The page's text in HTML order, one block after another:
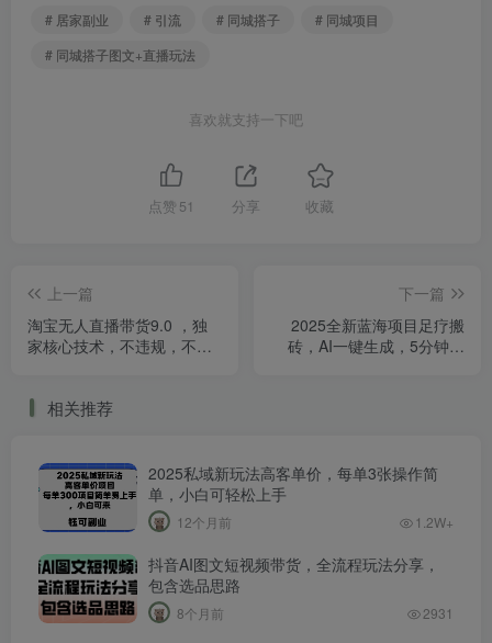
# 居家副业
# 引流 # 同城搭子
# 同城项目
# 同城搭子图文+直播玩法
喜欢就支持一下吧
点赞 51 分享 收藏
上一篇
淘宝无人直播带货9.0 ，独
家核心技术，不违规，不封
下一篇
2025全新蓝海项目足疗搬
砖，AI一键生成，5分钟一
相关推荐
2025私域新玩法高客单价，每单3张操作简
单，小白可轻松上手
12个月前 1.2W+
抖音AI图文短视频带货，全流程玩法分享，
包含选品思路
8个月前 2931